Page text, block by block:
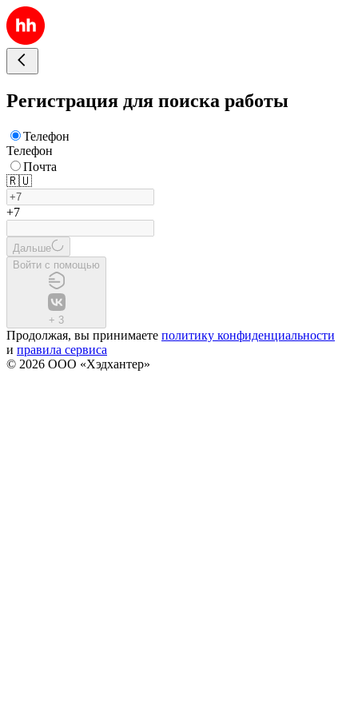
Регистрация для поиска работы
Телефон
Телефон
Почта
🇷🇺
+7
Дальше
Войти с помощью
+ 3
Продолжая, вы принимаете политику конфиденциальности
и правила сервиса
© 2026 ООО «Хэдхантер»